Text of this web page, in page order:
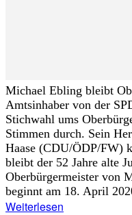
Michael Ebling bleibt
Amtsinhaber von der
Stichwahl ums
Stimmen durch. Sein
Haase (CDU/ÖDP/FW)
bleibt der 52 Jahre alte
Oberbürgermeister von
beginnt am 18. April
Weiterlesen